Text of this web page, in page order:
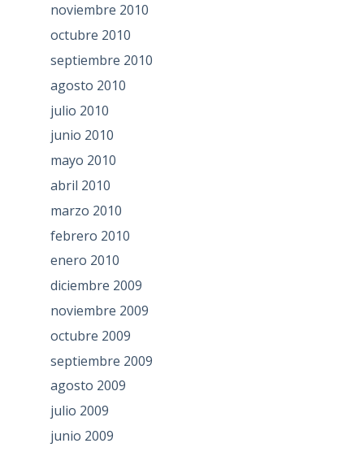
noviembre 2010
octubre 2010
septiembre 2010
agosto 2010
julio 2010
junio 2010
mayo 2010
abril 2010
marzo 2010
febrero 2010
enero 2010
diciembre 2009
noviembre 2009
octubre 2009
septiembre 2009
agosto 2009
julio 2009
junio 2009